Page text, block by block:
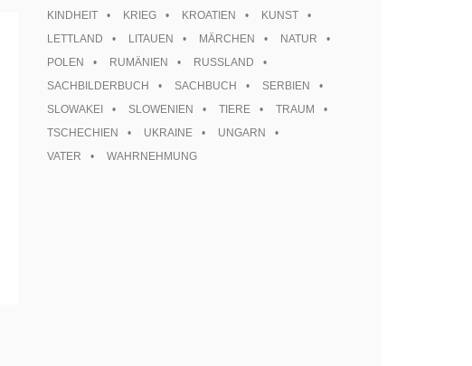
KINDHEIT
KRIEG KROATIEN
KUNST
LETTLAND
LITAUEN MÄRCHEN
NATUR
POLEN
RUMÄNIEN
RUSSLAND
SACHBILDERBUCH
SACHBUCH
SERBIEN
SLOWAKEI
SLOWENIEN TIERE
TRAUM
TSCHECHIEN
UKRAINE
UNGARN
VATER
WAHRNEHMUNG